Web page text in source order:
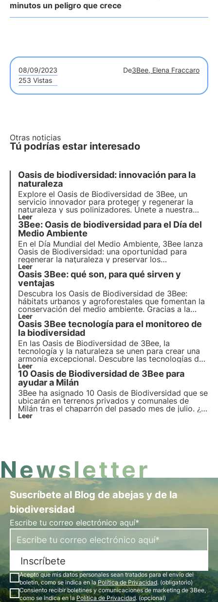
minutos un peligro que crece
08/09/2023 De3Bee, Elena Fraccaro
253 Vistas
Otras noticias
Tú podrías estar interesado
Oasis de biodiversidad: innovación para la
naturaleza
Explore el Oasis de Biodiversidad de 3Bee, un
servicio innovador para proteger y regenerar la
naturaleza y sus polinizadores. Únete a nuestra
misión y descubre cómo
biodiversidadse encuentran para crear unfuturo
más verde para las empresas y el planeta.
Leer
3Bee: Oasis de biodiversidad para el Día del
Medio Ambiente
En el Día Mundial del Medio Ambiente, 3Bee lanza
Oasis de Biodiversidad: una oportunidad para
regenerar la naturaleza y preservar los
polinizadores
nuestra misión combina tecnología de vanguardia
ycompromiso medioambiental
Leer
Oasis 3Bee: qué son, para qué sirven y
ventajas
Descubra los Oasis de Biodiversidad de 3Bee:
hábitats urbanos y agroforestales que fomentan la
conservación del medio ambiente. Gracias a la
tecnología de 3Bee, los Oasis conectan naturaleza
y empresa, ofreciendo toda una serie de ventajas.
Únete al cambio y adopta un Oasis para proteger
la biodiversidad.
Leer
Oasis 3Bee tecnología para el monitoreo de
la biodiversidad
En las Oasis de Biodiversidad de 3Bee, la
tecnología y la naturaleza se unen para crear una
armonía excepcional. Descubre las tecnologías de
vanguardia de 3Bee y su rol fundamental en la
regeneración de los ecosistemas y la biodiversidad
dentro de las Oasis.
Leer
10 Oasis de Biodiversidad de 3Bee para
ayudar a Milán
3Bee ha asignado 10 Oasis de Biodiversidad que se
ubicarán en terrenos privados y comunales de
Milán tras el chaparrón del pasado mes de julio. ¿El
objetivo? Crear hábitats urbanos construidos
Leer
Newsletter
Suscríbete al Blog de abejas y de la
biodiversidad
Escribe tu correo electrónico aquí*
Inscríbete
Acepto que mis datos personales sean tratados para el envío del
boletín, como se indica en laPolítica de Privacidad. (obligatorio)
Consiento recibir boletines y comunicaciones de marketing de 3Bee,
como se indica en laPolítica de Privacidad. (opcional)